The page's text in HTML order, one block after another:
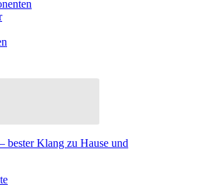
bester Klang zu Hause und